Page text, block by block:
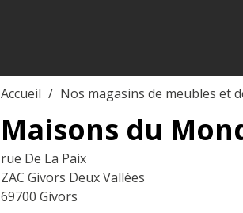
Accueil Nos magasins de meubles et
Maisons du
rue De La Paix
ZAC Givors Deux Vallées
69700 Givors